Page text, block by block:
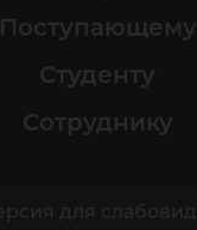
Поступающему
Студенту
Сотруднику